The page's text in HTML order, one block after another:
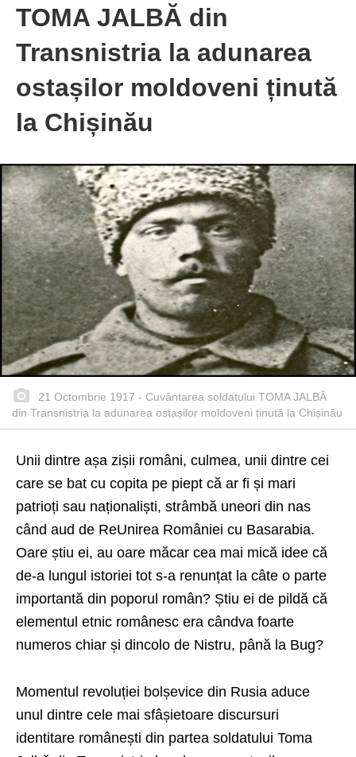
TOMA JALBĂ din
Transnistria la adunarea
ostașilor moldoveni ținută
la Chișinău
21 Octombrie 1917 - Cuvântarea soldatului TOMA JALBĂ
din Transnistria la adunarea ostașilor moldoveni ținută la Chișinău
Unii dintre așa zișii români, culmea, unii dintre cei
care se bat cu copita pe piept că ar fi și mari
patrioți sau naționaliști, strâmbă uneori din nas
când aud de ReUnirea României cu Basarabia.
Oare știu ei, au oare măcar cea mai mică idee că
de-a lungul istoriei tot s-a renunțat la câte o parte
importantă din poporul român? Știu ei de pildă că
elementul etnic românesc era cândva foarte
numeros chiar și dincolo de Nistru, până la Bug?
Momentul revoluției bolșevice din Rusia aduce
unul dintre cele mai sfâșietoare discursuri
identitare românești din partea soldatului Toma